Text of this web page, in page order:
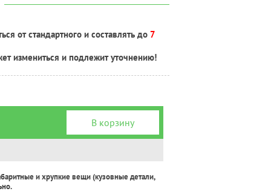
от стандартного и составлять до 7
измениться и подлежит уточнению!
В корзину
и хрупкие вещи (кузовные детали,